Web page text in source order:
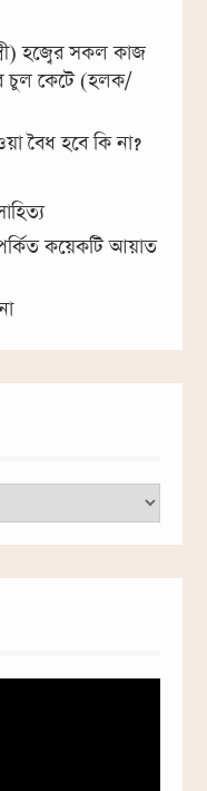
হজ্বের সকল কাজ
কেটে (হলক/
বৈধ হবে কি না?
কয়েকটি আয়াত